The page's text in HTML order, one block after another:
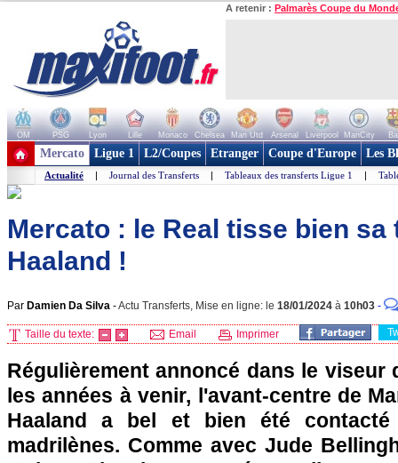
A retenir : Palmarès Coupe du
OM PSG Lyon Lille Monaco Chelsea Man Utd Arsenal Liverpool ManCity
+ de clubs
Mercato Ligue 1 L2/Coupes Etranger Coupe d'Europe Les
Actualité | Journal des Transferts | Tableaux des transferts Ligue 1 |
Mercato : le Real tisse bien sa
Haaland !
Par Damien Da Silva -Actu Transferts, Mise en ligne: le 18/01/2024 à 10h03 -
Taille du texte: Email Imprimer
Régulièrement annoncé dans le viseur
les années à venir, l'avant-centre de
Haaland a bel et bien été
madrilènes. Comme avec Jude